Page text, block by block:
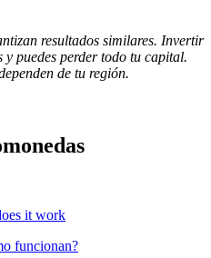
resultados similares. Invertir
puedes perder todo tu capital.
de tu región.
funcionan?